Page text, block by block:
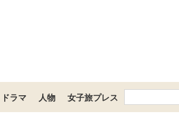
ドラマ 人物 女子旅プレス